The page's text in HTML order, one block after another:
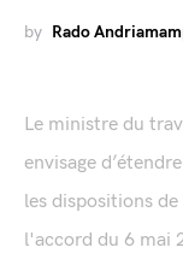
by Rado
Le ministre du
envisage
les dispositions
l'accord du 6 mai